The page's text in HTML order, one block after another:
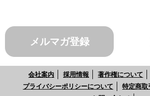
メルマガ登録
会社案内 採用情報 著作権について
プライバシーポリシーについて
特定商取